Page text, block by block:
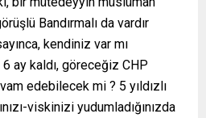
Bandırmalı da vardır
kendiniz var mı
ay kaldı, göreceğiz CHP
edebilecek mi ? 5 yıldızlı
viskinizi yudumladığınızda